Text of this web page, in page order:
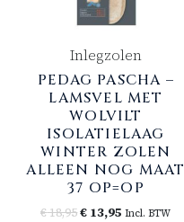
Inlegzolen
PEDAG PASCHA –
LAMSVEL MET
WOLVILT
ISOLATIELAAG
WINTER ZOLEN
ALLEEN NOG MAAT
37 OP=OP
€18,95€ 13,95 Incl. BTW